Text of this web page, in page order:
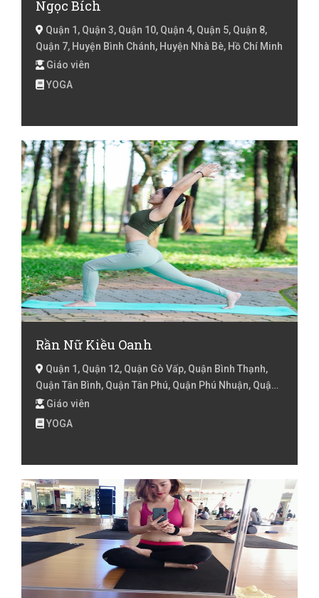
Ngọc Bích
Quận 1, Quận 3, Quận 10, Quận 4, Quận 5, Quận 8,
Quận 7, Huyện Bình Chánh, Huyện Nhà Bè, Hồ Chí Minh
Giáo viên
YOGA
Rần Nữ Kiều Oanh
Quận 1, Quận 12, Quận Gò Vấp, Quận Bình Thạnh,
Quận Tân Bình, Quận Tân Phú, Quận Phú Nhuận, Quận
3, Quận 10, Quận Bình Tân, Hồ Chí Minh
Giáo viên
YOGA